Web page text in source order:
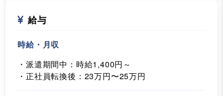
給与
時給・月収
・派遣期間中：時給1,400円～
・正社員転換後：23万円〜25万円